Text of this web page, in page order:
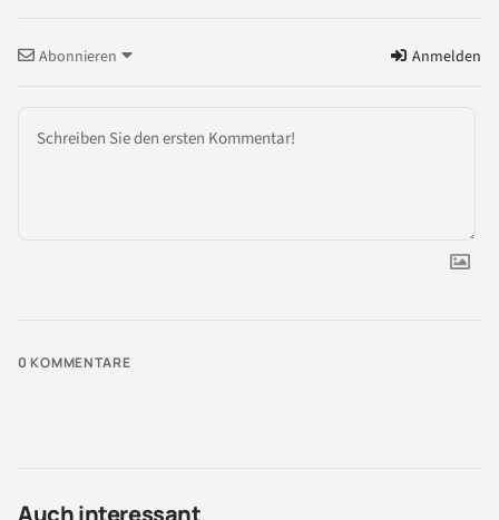
Abonnieren Anmelden
0 KOMMENTARE
Auch interessant